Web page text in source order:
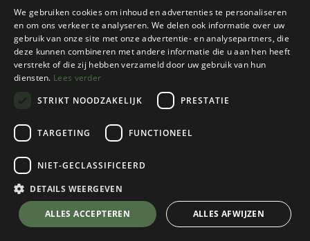
Deuter
Aircontact Core 60+10.
Atlantic/Ink
Kies een kleur
💬 Stel je vraag over dit product via WhatsApp
We gebruiken cookies om inhoud en advertenties te personaliseren
en om ons verkeer te analyseren. We delen ook informatie over uw
gebruik van onze site met onze advertentie- en analysepartners, die
deze kunnen combineren met andere informatie die u aan hen heeft
verstrekt of die zij hebben verzameld door uw gebruik van hun
diensten. Lees verder
STRIKT NOODZAKELIJK
PRESTATIE
TARGETING FUNCTIONEEL
NIET-GECLASSIFICEERD
DETAILS WEERGEVEN
ALLES ACCEPTEREN ALLES AFWIJZEN